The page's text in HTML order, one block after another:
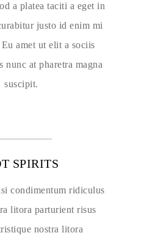
a platea taciti a eget in
justo id enim mi
amet ut elit a sociis
nunc at pharetra magna
suscipit.
SPIRITS
condimentum ridiculus
litora parturient risus
nostra litora